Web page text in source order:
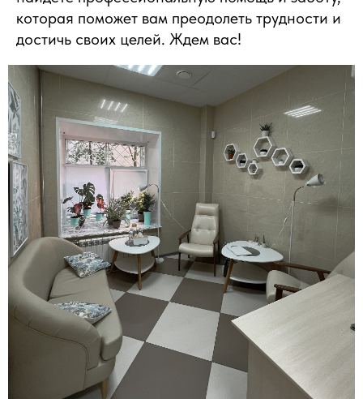
которая поможет вам преодолеть трудности и
достичь своих целей. Ждем вас!